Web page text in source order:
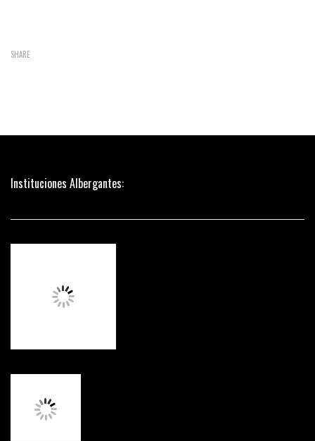
SHARE
Instituciones Albergantes: